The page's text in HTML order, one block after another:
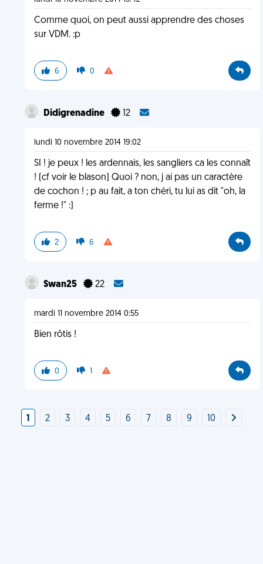
Comme quoi, on peut aussi apprendre des choses
sur VDM. :p
6 0
Didigrenadine 12
lundi 10 novembre 2014 19:02
SI ! je peux ! les ardennais, les sangliers ca les connaît
! (cf voir le blason) Quoi ? non, j ai pas un caractère
de cochon ! ; p au fait, a ton chéri, tu lui as dit "oh, la
ferme !" :)
2 6
Swan25 22
mardi 11 novembre 2014 0:55
Bien rôtis !
0 1
1 2 3 4 5 6 7 8 9 10